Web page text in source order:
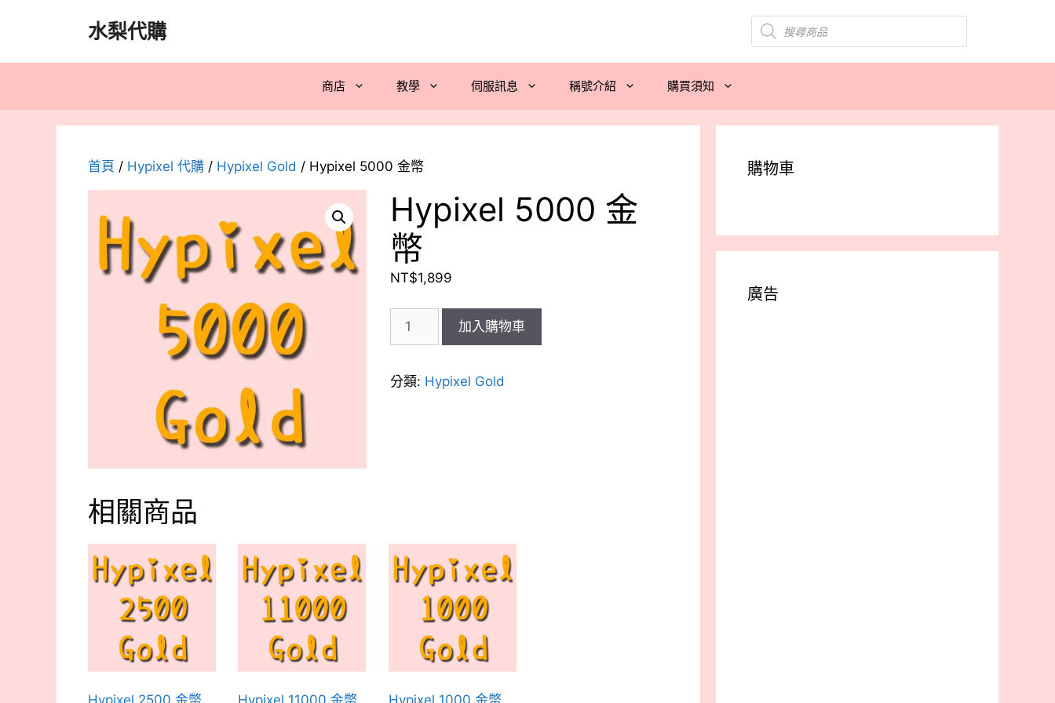
要
容
水梨代購
Products
search
商店 教學 伺服訊息 稱號介紹 購買須知
首頁 / Hypixel 代購 / Hypixel Gold / Hypixel 5000 金幣
Hypixel 5000 金
幣
NT$1,899
5000
幣
加入購物車
分類: Hypixel Gold
相關商品
Hypixel 2500 金幣 Hypixel 11000 金幣 Hypixel 1000 金幣
購物車
廣告